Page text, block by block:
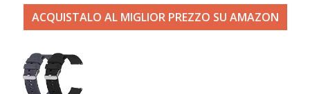
ACQUISTALO AL MIGLIOR PREZZO SU AMAZON